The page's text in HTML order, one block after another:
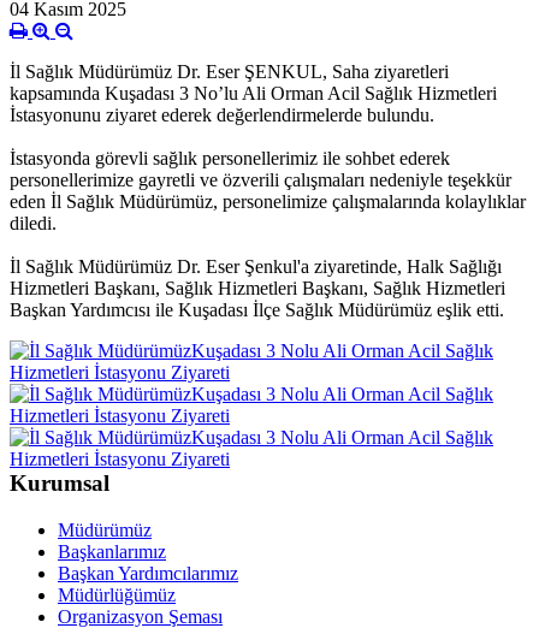
04 Kasım 2025
İl Sağlık Müdürümüz Dr. Eser ŞENKUL, Saha ziyaretleri
kapsamında Kuşadası 3 No’lu Ali Orman Acil Sağlık Hizmetleri
İstasyonunu ziyaret ederek değerlendirmelerde bulundu.
İstasyonda görevli sağlık personellerimiz ile sohbet ederek
personellerimize gayretli ve özverili çalışmaları nedeniyle teşekkür
eden İl Sağlık Müdürümüz, personelimize çalışmalarında kolaylıklar
diledi.
İl Sağlık Müdürümüz Dr. Eser Şenkul'a ziyaretinde, Halk Sağlığı
Hizmetleri Başkanı, Sağlık Hizmetleri Başkanı, Sağlık Hizmetleri
Başkan Yardımcısı ile Kuşadası İlçe Sağlık Müdürümüz eşlik etti.
Kurumsal
Müdürümüz
Başkanlarımız
Başkan Yardımcılarımız
Müdürlüğümüz
Organizasyon Şeması